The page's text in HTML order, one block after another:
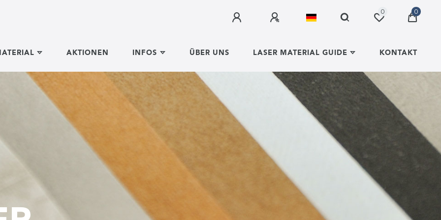
0 0
AKTIONEN INFOS ÜBER UNS LASER MATERIAL GUIDE KONTAKT